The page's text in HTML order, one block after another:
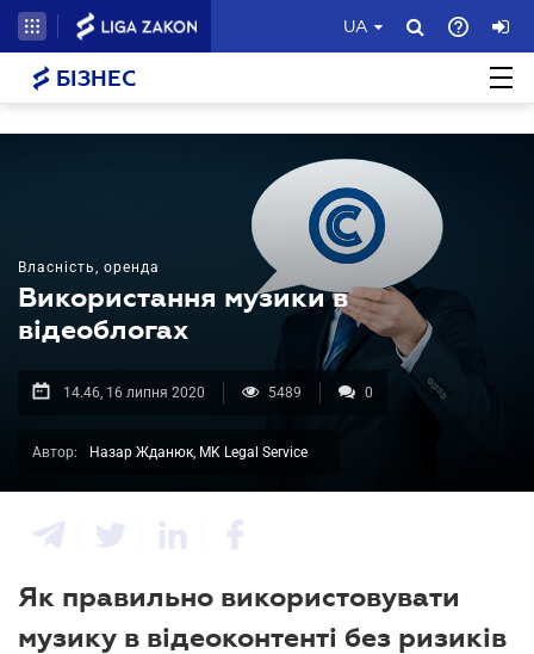
UA
БІЗНЕС
Власність, оренда
Використання музики в
відеоблогах
14.46, 16 липня 2020 5489 0
Автор: Назар Жданюк, MK Legal Service
Як правильно використовувати
музику в відеоконтенті без ризиків